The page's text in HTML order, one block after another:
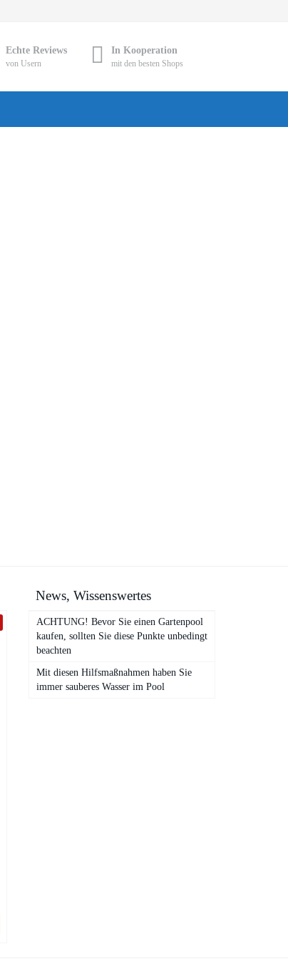
Echte Reviews
von Usern
In Kooperation
mit den besten Shops
News, Wissenswertes
ACHTUNG! Bevor Sie einen Gartenpool
kaufen, sollten Sie diese Punkte unbedingt
beachten
Mit diesen Hilfsmaßnahmen haben Sie
immer sauberes Wasser im Pool